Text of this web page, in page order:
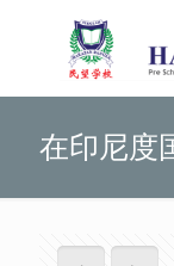
在印尼度